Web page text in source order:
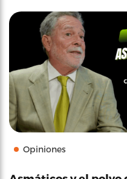
Opiniones